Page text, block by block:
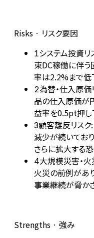
Risks · リスク要因
1システム投資リ
東DC稼働に伴
率は2.2%まで低
2為替・仕入原
品の仕入原価が
益率を0.5pt押し
3顧客離反リス
減少が続いてお
さらに拡大する
4大規模災害・
火災の前例があ
事業継続が脅か
Strengths · 強み